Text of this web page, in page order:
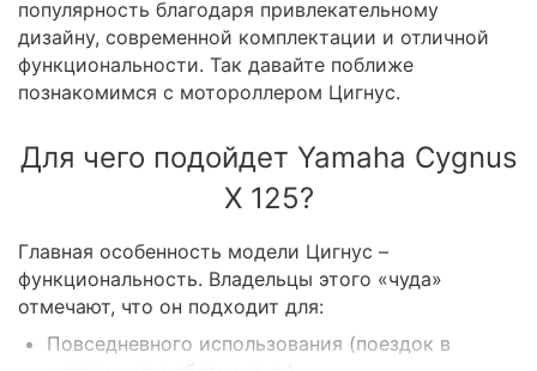
популярность благодаря привлекательному
дизайну, современной комплектации и отличной
функциональности. Так давайте поближе
познакомимся с мотороллером Цигнус.
Для чего подойдет Yamaha Cygnus
X 125?
Главная особенность модели Цигнус –
функциональность. Владельцы этого «чуда»
отмечают, что он подходит для:
Повседневного использования (поездок в